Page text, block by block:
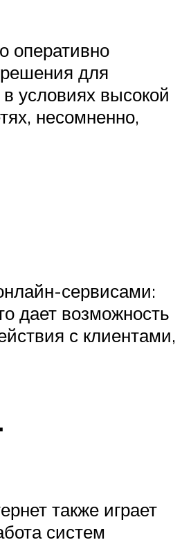
оперативно
для
условиях высокой
несомненно,
сервисами:
дает возможность
с клиентами,
также играет
систем